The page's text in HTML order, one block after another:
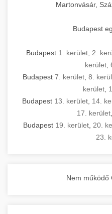
Martonvásár,
Budapest
Budapest 1. kerület 2.
kerület
Budapest 7. kerület, 8.
kerület
Budapest 13. kerület 14.
17. kerület
Budapest 19. kerület 20.
23.
Nem működő